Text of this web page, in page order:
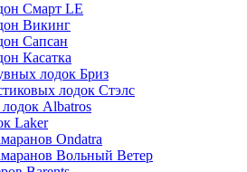
Смарт LE
Викинг
Сапсан
Касатка
лодок Бриз
лодок Стэлс
Albatros
Laker
Ondatra
Вольный Ветер